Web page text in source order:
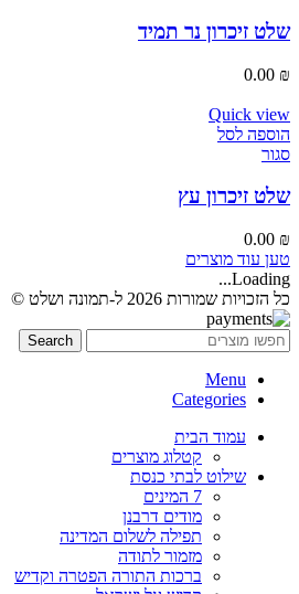
שלט זיכרון נר תמיד
0.00 ₪
Quick view
הוספה לסל
סגור
שלט זיכרון עץ
0.00 ₪
טען עוד מוצרים
Loading...
כל הזכויות שמורות 2026 ל-תמונה ושלט ©
Search
Menu
Categories
עמוד הבית
קטלוג מוצרים
שילוט לבתי כנסת
7 המינים
מודים דרבנן
תפילה לשלום המדינה
מזמור לתודה
ברכות התורה הפטרה וקדיש